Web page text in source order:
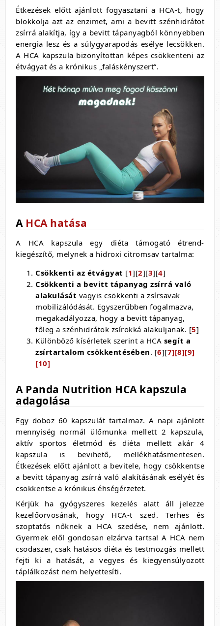
Étkezések előtt ajánlott fogyasztani a HCA-t, hogy
blokkolja azt az enzimet, ami a bevitt szénhidrátot
zsírrá alakítja, így a bevitt tápanyagból könnyebben
energia lesz és a súlygyarapodás esélye lecsökken.
A HCA kapszula bizonyítottan képes csökkenteni az
étvágyat és a krónikus „faláskényszert”.
A HCA hatása
A HCA kapszula egy diéta támogató étrend-
kiegészítő, melynek a hidroxi citromsav tartalma:
Csökkenti az étvágyat [1][2][3][4]
Csökkenti a bevitt tápanyag zsírrá való
alakulását vagyis csökkenti a zsírsavak
mobilizálódását. Egyszerűbben fogalmazva,
megakadályozza, hogy a bevitt tápanyag,
főleg a szénhidrátok zsírokká alakuljanak. [5]
Különböző kísérletek szerint a HCA segít a
zsírtartalom csökkentésében. [6][7][8][9]
[10]
A Panda Nutrition HCA kapszula
adagolása
Egy doboz 60 kapszulát tartalmaz. A napi ajánlott
mennyiség normál ülőmunka mellett 2 kapszula,
aktív sportos életmód és diéta mellett akár 4
kapszula is bevihető, mellékhatásmentesen.
Étkezések előtt ajánlott a bevitele, hogy csökkentse
a bevitt tápanyag zsírrá való alakításának esélyét és
csökkentse a krónikus éhségérzetet.
Kérjük ha gyógyszeres kezelés alatt áll jelezze
kezelőorvosának, hogy HCA-t szed. Terhes és
szoptatós nőknek a HCA szedése, nem ajánlott.
Gyermek elől gondosan elzárva tartsa! A HCA nem
csodaszer, csak hatásos diéta és testmozgás mellett
fejti ki a hatását, a vegyes és kiegyensúlyozott
táplálkozást nem helyettesíti.